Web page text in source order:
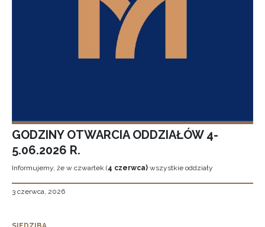
GODZINY OTWARCIA ODDZIAŁÓW 4-
5.06.2026 R.
Informujemy, że w czwartek (4 czerwca) wszystkie oddziały
3 czerwca, 2026